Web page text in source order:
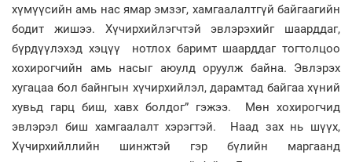
хүмүүсийн амь нас ямар эмзэг, хамгаалалтгүй байгаагийн
бодит жишээ. Хүчирхийлэгчтэй эвлэрэхийг шаарддаг,
бүрдүүлэхэд хэцүү нотлох баримт шаарддаг тогтолцоо
хохирогчийн амь насыг аюулд оруулж байна. Эвлэрэх
хугацаа бол байнгын хүчирхийлэл, дарамтад байгаа хүний
хувьд гарц биш, хавх болдог” гэжээ. Мөн хохирогчид
эвлэрэл биш хамгаалалт хэрэгтэй. Наад зах нь шүүх,
Хүчирхийллийн шинжтэй гэр бүлийн маргаанд